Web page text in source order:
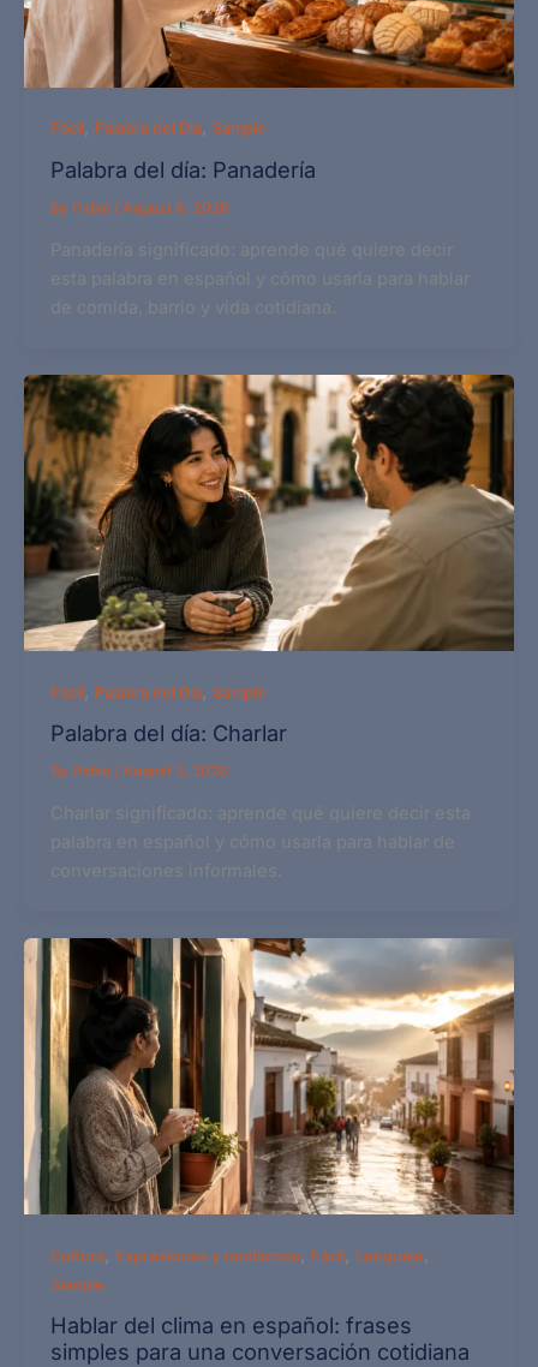
Fácil, Palabra del Día, Sample
Palabra del día: Panadería
By Pablo / August 6, 2026
Panadería significado: aprende qué quiere decir
esta palabra en español y cómo usarla para hablar
de comida, barrio y vida cotidiana.
Fácil, Palabra del Día, Sample
Palabra del día: Charlar
By Pablo / August 5, 2026
Charlar significado: aprende qué quiere decir esta
palabra en español y cómo usarla para hablar de
conversaciones informales.
Cultura, Expresiones y modismos, Fácil, Lenguaje ,
Sample
Hablar del clima en español: frases
simples para una conversación cotidiana